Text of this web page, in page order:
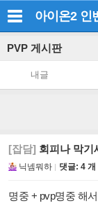
아이온2 인
PVP 게시판
내글
[잡담] 회피나 막기
닉넴뭐하 댓글: 4 개
명중 + pvp명중 해